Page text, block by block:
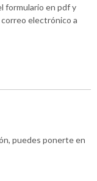
formulario en pdf y
electrónico a
puedes ponerte en